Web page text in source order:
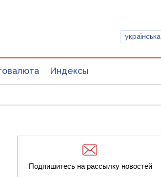
українська
Индексы
Подпишитесь на рассылку новостей